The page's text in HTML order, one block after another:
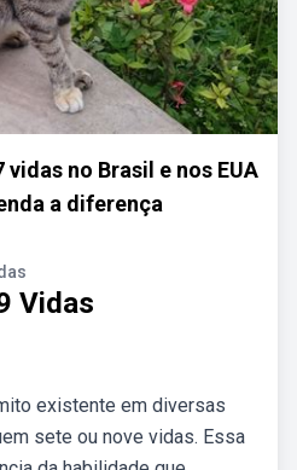
no Brasil e nos EUA
a diferença
Vidas
existente em diversas
sete ou nove vidas. Essa